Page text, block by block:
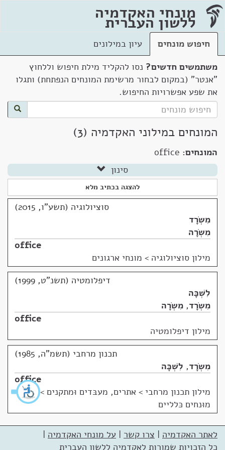
מונחי האקדמיה
ללשון העברית
חיפוש מונחים
עיון במילונים
משתמשים חדשים? נסו להקליד מילת חיפוש וללחוץ
"אנטר" (במקום לבחור מרשימת המונחים הנפתחת) ותגלו
את שפע אפשרויות החיפוש.
המונחים במילוני האקדמיה (3)
המונחים: office
סינון
להצגה בכתיב מלא
סוציולוגיה (תשע"ו, 2015)
מִשְׂרָד
מִשְׂרָה
office
מילון סוציולוגיה > מונחי ארגונים
דיפלומטיה (תשנ"ט, 1999)
לִשְׁכָּה
מִשְׂרָד, מִשְׂרָה
office
מילון דיפלומטיה
תכנון מרחבי (תשמ"ה, 1985)
מִשְׂרָד, לִשְׁכָּה
office
מילון תכנון מרחבי > אתרים, מעבּדים וּמתקנים >
מוּנחים כּלליים
לאתר האקדמיה | צרו קשר | על מונחי האקדמיה |
כל הזכויות שמורות לאקדמיה ללשון העברית